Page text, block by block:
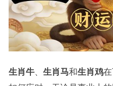
生肖牛、 生肖马和生肖鸡